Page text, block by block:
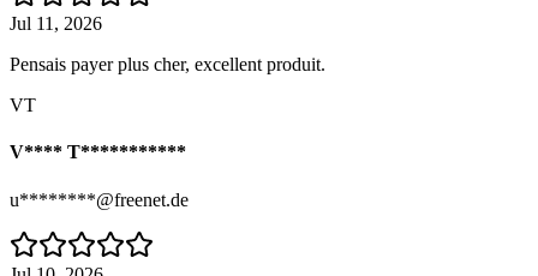
Jul 11, 2026
Pensais payer plus cher, excellent produit.
VT
V**** T***********
u********@freenet.de